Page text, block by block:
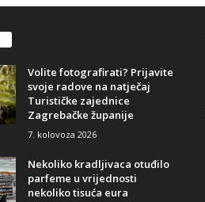
Volite fotografirati? Prijavite
svoje radove na natječaj
Turističke zajednice
Zagrebačke županije
7. kolovoza 2026
Nekoliko kradljivaca otuđilo
parfeme u vrijednosti
nekoliko tisuća eura